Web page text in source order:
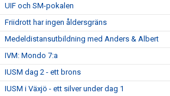
UIF och SM-pokalen
Friidrott har ingen åldersgräns
Medeldistansutbildning med Anders & Albert
IVM: Mondo 7:a
IUSM dag 2 - ett brons
IUSM i Växjö - ett silver under dag 1